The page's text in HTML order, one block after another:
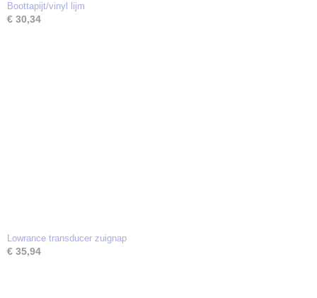
Boottapijt/vinyl lijm
€ 30,34
Lowrance transducer zuignap
€ 35,94